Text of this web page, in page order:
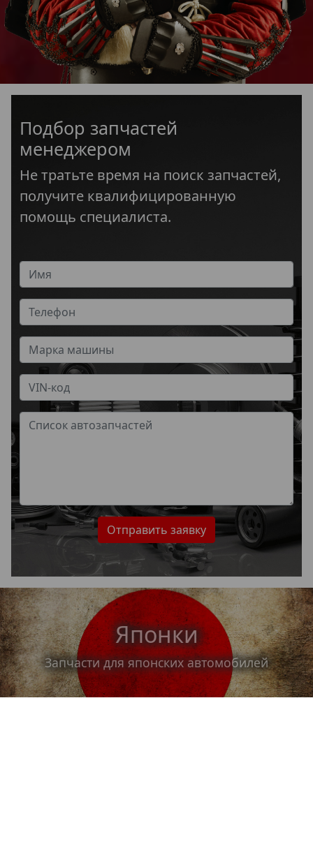
Подбор запчастей
менеджером
Не тратьте время на поиск запчастей,
получите квалифицированную
помощь специалиста.
Имя
Телефон
Марка машины
VIN-код
Список автозапчастей
Отправить заявку
Японки
Запчасти для японских автомобилей